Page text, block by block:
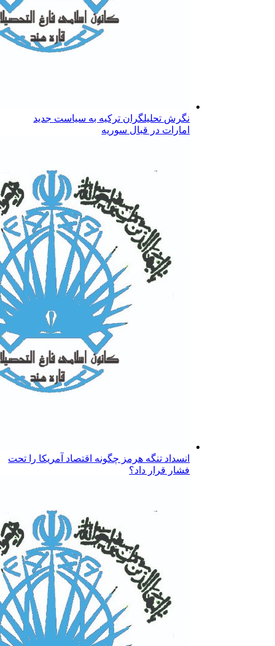
نگرش تحلیلگران ترکیه به سیاست جدید
امارات در قبال سوریه
انسداد تنگه هرمز چگونه اقتصاد آمریکا را تحت
فشار قرار داد؟